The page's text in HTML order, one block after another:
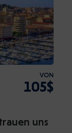
VON
105$
uns